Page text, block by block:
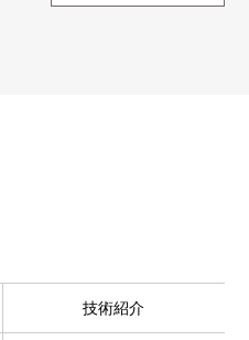
技術紹介